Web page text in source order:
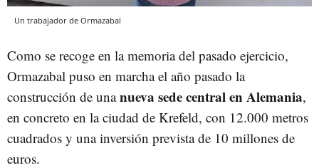
Un trabajador de Ormazabal
Como se recoge en la memoria del pasado ejercicio,
Ormazabal puso en marcha el año pasado la
construcción de unanueva sede central en Alemania,
en concreto en la ciudad de Krefeld, con 12.000 metros
cuadrados y una inversión prevista de 10 millones de
euros.